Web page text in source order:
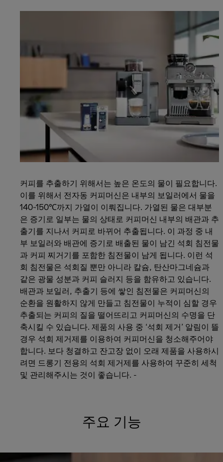
커피를 추출하기 위해서는 높은 온도의 물이 필요합니다.
이를 위해서 전자동 커피머신은 내부의 보일러에서 물을
140~150℃까지 가열이 이뤄집니다. 가열된 물은 대부분
은 증기로 일부는 물의 상태로 커피머신 내부의 배관과 추
출기를 지나서 커피로 바뀌어 추출됩니다. 이 과정 중 내
부 보일러와 배관에 증기로 배출된 물이 남긴 석회 침전물
과 커피 찌거기를 포함한 침전물이 남게 됩니다. 이런 석
회 침전물은 석회질 뿐만 아니라 칼슘, 탄산마그네슘과
같은 광물 성분과 커피 슬러지 등을 함유하고 있습니다.
배관과 보일러, 추출기 등에 쌓인 침전물은 커피머신의
순환을 원활하지 않게 만들고 침전물이 누적이 심할 경우
추출되는 커피의 질을 떨어뜨리고 커피머신의 수명을 단
축시킬 수 있습니다. 제품의 사용 중 ‘석회 제거’ 알림이 뜰
경우 석회 제거제를 이용하여 커피머신을 청소해주어야
합니다. 보다 청결하고 잔고장 없이 오래 제품을 사용하시
려면 드롱기 전용의 석회 제거제를 사용하여 꾸준히 세척
및 관리해주시는 것이 좋습니다. -
주요 기능